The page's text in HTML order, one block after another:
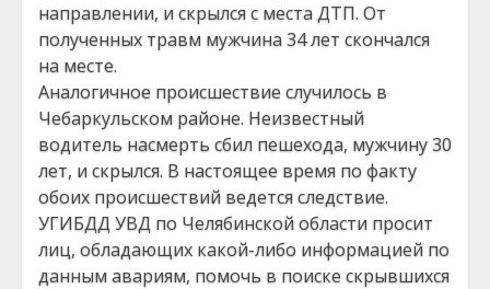
направлении, и скрылся с места ДТП. От
полученных травм мужчина 34 лет скончался
на месте.
Аналогичное происшествие случилось в
Чебаркульском районе. Неизвестный
водитель насмерть сбил пешехода, мужчину 30
лет, и скрылся. В настоящее время по факту
обоих происшествий ведется следствие.
УГИБДД УВД по Челябинской области просит
лиц, обладающих какой-либо информацией по
данным авариям, помочь в поиске скрывшихся